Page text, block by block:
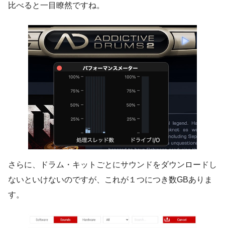
比べると一目瞭然ですね。
さらに、ドラム・キットごとにサウンドをダウンロードし
ないといけないのですが、これが１つにつき数GBありま
す。